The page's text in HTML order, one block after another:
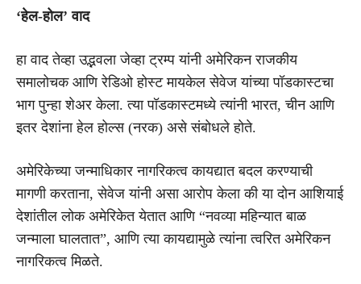
‘हेल-होल’ वाद
हा वाद तेव्हा उद्भवला जेव्हा ट्रम्प यांनी अमेरिकन राजकीय
समालोचक आणि रेडिओ होस्ट मायकेल सेवेज यांच्या पॉडकास्टचा
भाग पुन्हा शेअर केला. त्या पॉडकास्टमध्ये त्यांनी भारत, चीन आणि
इतर देशांना हेल होल्स (नरक) असे संबोधले होते.
अमेरिकेच्या जन्माधिकार नागरिकत्व कायद्यात बदल करण्याची
मागणी करताना, सेवेज यांनी असा आरोप केला की या दोन आशियाई
देशांतील लोक अमेरिकेत येतात आणि “नवव्या महिन्यात बाळ
जन्माला घालतात”, आणि त्या कायद्यामुळे त्यांना त्वरित अमेरिकन
नागरिकत्व मिळते.